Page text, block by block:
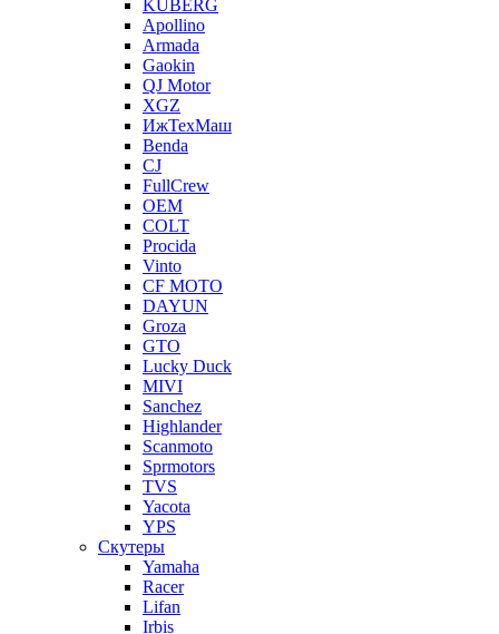
KUBERG
Apollino
Armada
Gaokin
QJ Motor
XGZ
ИжТехМаш
Benda
CJ
FullCrew
OEM
COLT
Procida
Vinto
CF MOTO
DAYUN
Groza
GTO
Lucky Duck
MIVI
Sanchez
Highlander
Scanmoto
Sprmotors
TVS
Yacota
YPS
Скутеры
Yamaha
Racer
Lifan
Irbis